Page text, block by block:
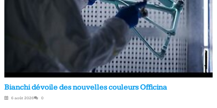
Bianchi dévoile des nouvelles couleurs Officina
6 août 2026 0